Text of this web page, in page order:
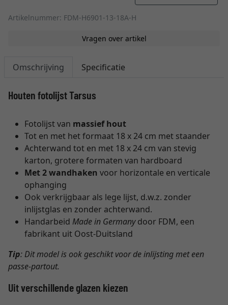
Artikelnummer: FDM-H6901-13-18A-H
Vragen over artikel
Omschrijving Specificatie
Houten fotolijst Tarsus
Fotolijst van massief hout
Tot en met het formaat 18 x 24 cm met staander
Achterwand tot en met 18 x 24 cm van stevig
karton, grotere formaten van hardboard
Met 2 wandhaken voor horizontale en verticale
ophanging
Ook verkrijgbaar als lege lijst, d.w.z. zonder
inlijstglas en zonder achterwand.
Handarbeid Made in Germanydoor FDM, een
fabrikant uit Oost-Duitsland
Tip: Dit model is ook geschikt voor de inlijsting met een
passe-partout.
Uit verschillende glazen kiezen